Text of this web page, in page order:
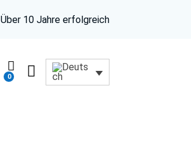
Über 10 Jahre erfolgreich

0 